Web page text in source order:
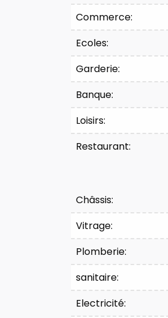
Commerce:
Ecoles:
Garderie:
Banque:
Loisirs:
Restaurant:
Châssis:
Vitrage:
Plomberie:
sanitaire:
Electricité: